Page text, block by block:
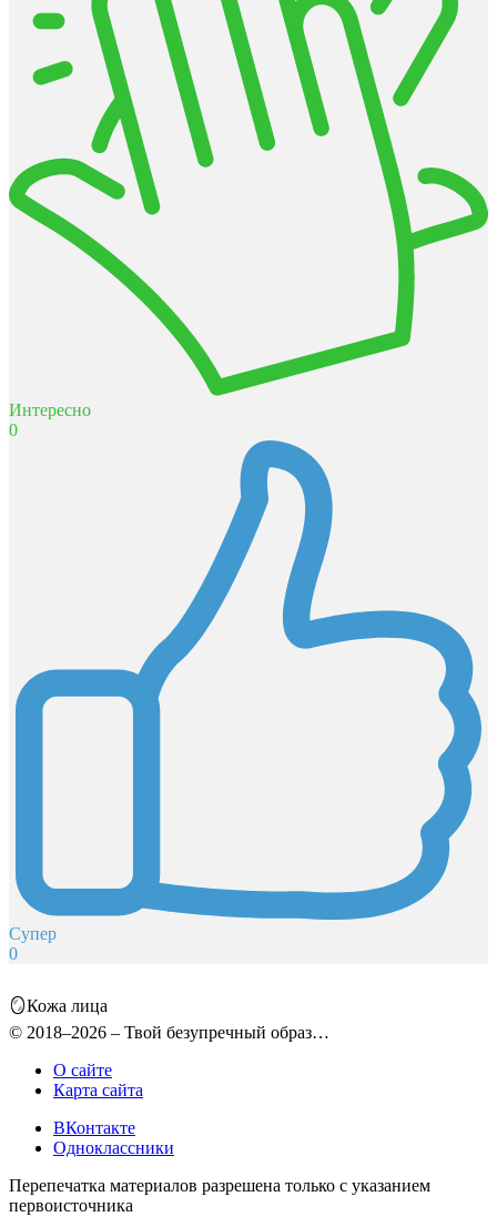
Интересно
0
Супер
0
🪞Кожа лица
© 2018–2026 – Твой безупречный образ…
О сайте
Карта сайта
ВКонтакте
Одноклассники
Перепечатка материалов разрешена только с указанием
первоисточника